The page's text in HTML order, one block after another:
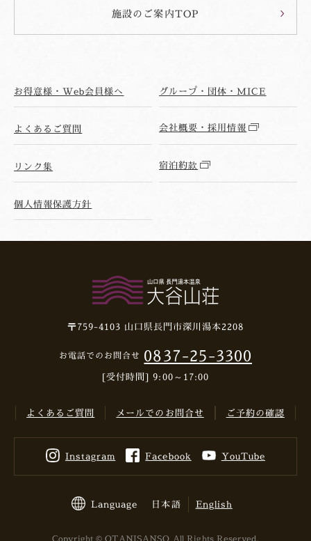
施設のご案内TOP
お得意様・Web会員様へ グループ・団体・MICE
よくあるご質問 会社概要・採用情報
リンク集 宿泊約款
個人情報保護方針
〒759-4103 山口県長門市深川湯本2208
お電話でのお問合せ 0837-25-3300
[受付時間] 9:00～17:00
よくあるご質問 メールでのお問合せ ご予約の確認
Instagram Facebook YouTube
Language English
日本語
Copyright © OTANISANSO All Rights Reserved.